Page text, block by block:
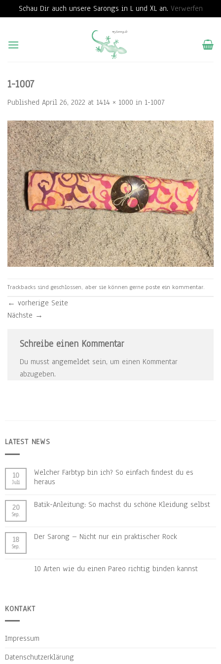
Schau Dir auch unsere Sarongs in L und XL an. Verwerfen
content
1-1007
Published April 26, 2022 at 1414 × 1000 in 1-1007
Trackbacks sind geschlossen, aber sie können gerne poste ein kommentar.
← vorherige Seite
Nächste →
Schreibe einen Kommentar
Du musst angemeldet sein, um einen Kommentar
abzugeben.
LATEST NEWS
10
Juli
Welcher Farbtyp bin ich? So einfach findest du es
heraus
20
Sep.
Batik-Anleitung: So machst du schöne Kleidung selbst
18
Sep.
Der Sarong – Nicht nur ein praktischer Rock
10 Arten wie du einen Pareo richtig binden kannst
KONTAKT
Impressum
Datenschutzerklärung